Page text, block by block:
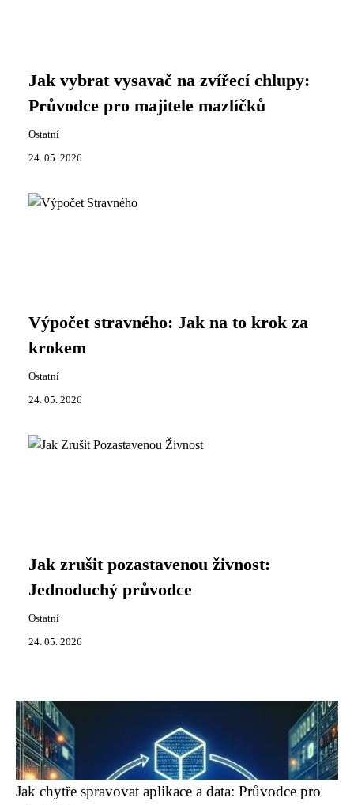
Jak vybrat vysavač na zvířecí chlupy:
Průvodce pro majitele mazlíčků
Ostatní
24. 05. 2026
Výpočet stravného: Jak na to krok za
krokem
Ostatní
24. 05. 2026
Jak zrušit pozastavenou živnost:
Jednoduchý průvodce
Ostatní
24. 05. 2026
Jak chytře spravovat aplikace a data: Průvodce pro